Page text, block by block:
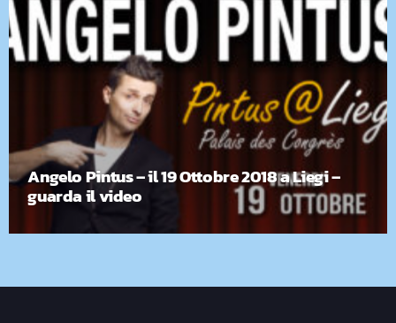
Angelo Pintus – il 19 Ottobre 2018 a Liegi –
guarda il video